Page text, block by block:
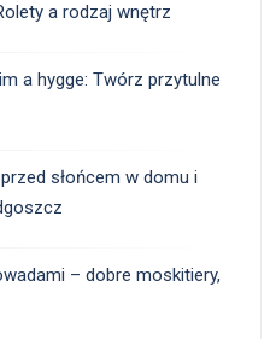
a rodzaj wnętrz
a hygge: Twórz przytulne
słońcem w domu i
– dobre moskitiery,